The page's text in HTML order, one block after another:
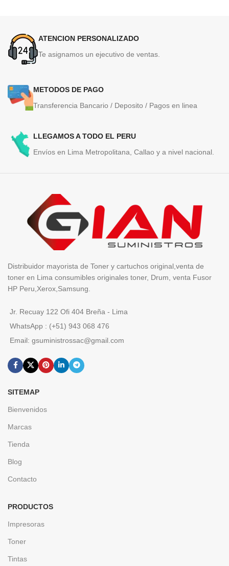
ATENCION PERSONALIZADO
Te asignamos un ejecutivo de ventas.
METODOS DE PAGO
Transferencia Bancario / Deposito / Pagos en linea
LLEGAMOS A TODO EL PERU
Envíos en Lima Metropolitana, Callao y a nivel nacional.
Distribuidor mayorista de Toner y cartuchos original,venta de
toner en Lima consumibles originales toner, Drum, venta Fusor
HP Peru,Xerox,Samsung.
Jr. Recuay 122 Ofi 404 Breña - Lima
WhatsApp : (+51) 943 068 476
Email: gsuministrossac@gmail.com
SITEMAP
Bienvenidos
Marcas
Tienda
Blog
Contacto
PRODUCTOS
Impresoras
Toner
Tintas